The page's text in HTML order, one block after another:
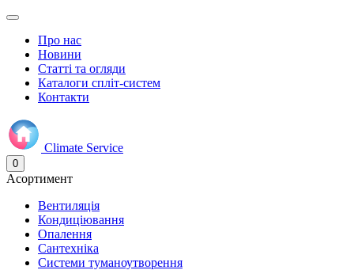
Про нас
Новини
Статті та огляди
Каталоги спліт-систем
Контакти
Climate Service
0
Асортимент
Вентиляція
Кондиціювання
Опалення
Сантехніка
Системи туманоутворення